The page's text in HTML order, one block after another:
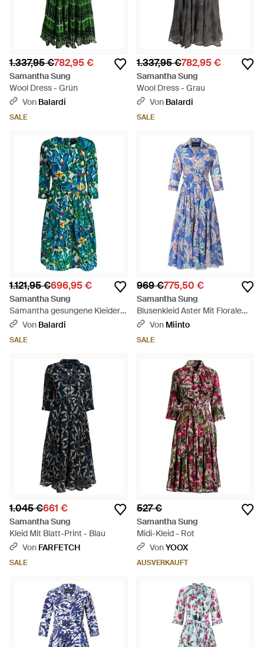
1.337,95 €782,95 €
Samantha Sung
Wool Dress - Grün
Von Balardi
SALE
1.337,95 €782,95 €
Samantha Sung
Wool Dress - Grau
Von Balardi
SALE
1.121,95 €696,95 €
Samantha Sung
Samantha gesungene Kleider -
BlauVon Balardi
SALE
969 €775,50 €
Samantha Sung
Blusenkleid Aster Mit Floralem
Muster - Blau
Von Miinto
SALE
1.045 €661 €
Samantha Sung
Kleid Mit Blatt-Print - Blau
Von FARFETCH
SALE
527 €
Samantha Sung
Midi-Kleid - Rot
VonYOOX
AUSVERKAUFT